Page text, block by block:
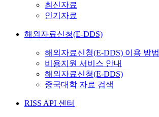
최신자료
인기자료
해외자료신청(E-DDS)
해외자료신청(E-DDS) 이용 방법
비용지원 서비스 안내
해외자료신청(E-DDS)
중국대학 자료 검색
RISS API 센터